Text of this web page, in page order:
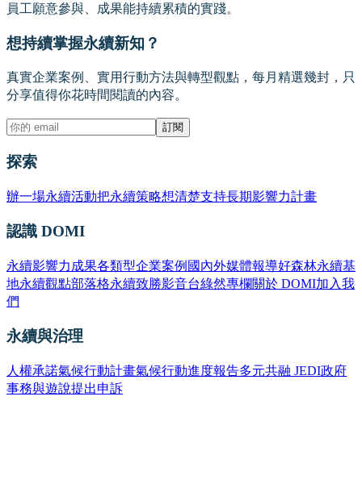
員工願意參與、成果能持續累積的實踐。
想持續掌握永續新知？
真實企業案例、實用行動方法與轉型觀點，每月精選幾封，只
分享值得你花時間閱讀的內容。
訂閱
探索
辦一場永續活動把永續策略想清楚支持長期影響力計畫
認識 DOMI
永續影響力成果各類型企業案例 國內外媒體報導好森林永續基
地永續觀點部落格永續致勝影音台綠然專欄關於 DOMI加入我
們
永續與治理
人權承諾氣候行動計畫氣候行動進度報告多元共融 JEDI政府
事務與遊說提出申訴